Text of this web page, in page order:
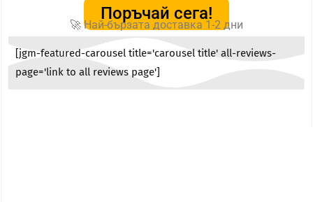
Поръчай сега!
🚀 Най-бързата доставка 1-2 дни
[jgm-featured-carousel title='carousel title' all-reviews-
page='link to all reviews page']